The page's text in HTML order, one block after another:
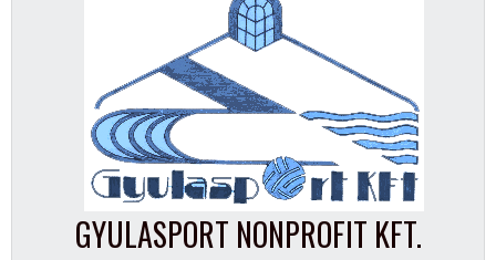
GYULASPORT NONPROFIT KFT.